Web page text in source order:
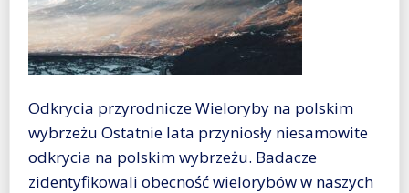
Odkrycia przyrodnicze Wieloryby na polskim
wybrzeżu Ostatnie lata przyniosły niesamowite
odkrycia na polskim wybrzeżu. Badacze
zidentyfikowali obecność wielorybów w naszych